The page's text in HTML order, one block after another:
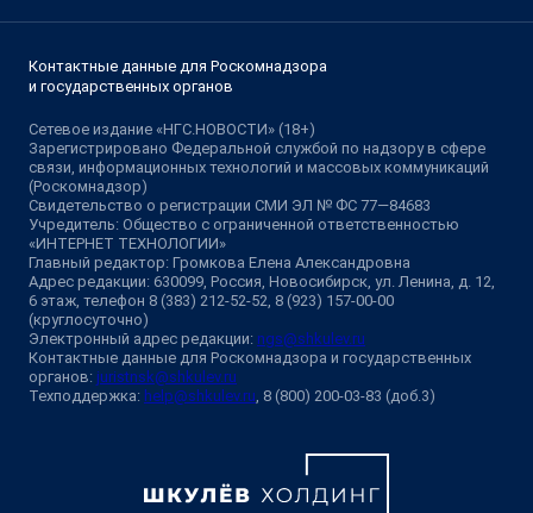
Контактные данные для Роскомнадзора
и государственных органов
Сетевое издание «НГС.НОВОСТИ» (18+)
Зарегистрировано Федеральной службой по надзору в сфере
связи, информационных технологий и массовых коммуникаций
(Роскомнадзор)
Свидетельство о регистрации СМИ ЭЛ № ФС 77—84683
Учредитель: Общество с ограниченной ответственностью
«ИНТЕРНЕТ ТЕХНОЛОГИИ»
Главный редактор: Громкова Елена Александровна
Адрес редакции: 630099, Россия, Новосибирск, ул. Ленина, д. 12,
6 этаж, телефон 8 (383) 212-52-52, 8 (923) 157-00-00
(круглосуточно)
Электронный адрес редакции: ngs@shkulev.ru
Контактные данные для Роскомнадзора и государственных
органов: juristnsk@shkulev.ru
Техподдержка: help@shkulev.ru, 8 (800) 200-03-83 (доб.3)